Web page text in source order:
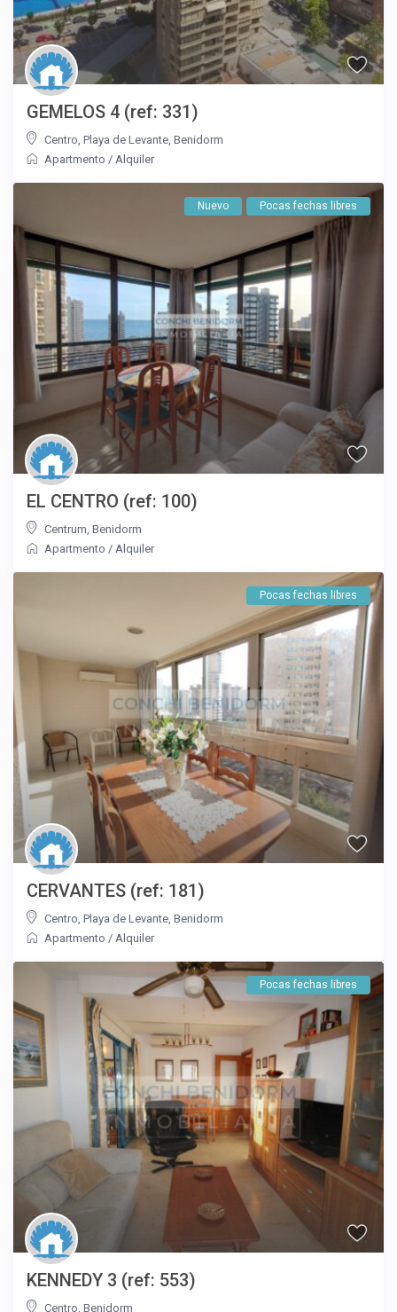
GEMELOS 4 (ref: 331)
Centro ,Playa de Levante ,Benidorm
Apartmento / Alquiler
Nuevo Pocas fechas libres
EL CENTRO (ref: 100)
Centrum ,Benidorm
Apartmento / Alquiler
Pocas fechas libres
CERVANTES (ref: 181)
Centro ,Playa de Levante ,Benidorm
Apartmento / Alquiler
Pocas fechas libres
KENNEDY 3 (ref: 553)
Centro ,Benidorm